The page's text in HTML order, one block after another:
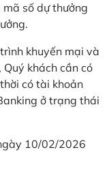
số dự thưởng
khuyến mại và
khách cần có
có tài khoản
ở trạng thái
10/02/2026